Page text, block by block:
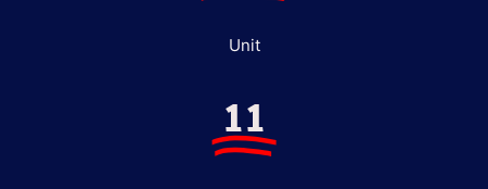
Unit
11